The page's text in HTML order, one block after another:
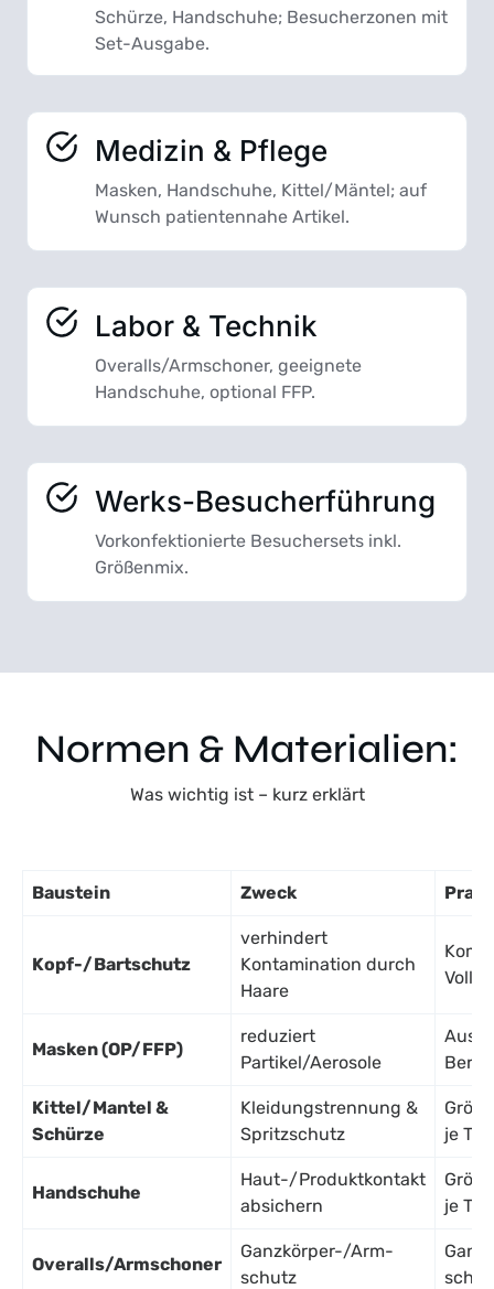
Schürze, Handschuhe; Besucherzonen mit
Set-Ausgabe.
Medizin & Pflege
Masken, Handschuhe, Kittel/Mäntel; auf
Wunsch patientennahe Artikel.
Labor & Technik
Overalls/Armschoner, geeignete
Handschuhe, optional FFP.
Werks-Besucherführung
Vorkonfektionierte Besuchersets inkl.
Größenmix.
Normen & Materialien:
Was wichtig ist – kurz erklärt
Baustein Zweck
Kopf-/Bartschutz
verhindert
Kontamination durch
Haare
Masken (OP/FFP)
reduziert
Partikel/Aerosole
Kittel/Mantel &
Schürze
Kleidungstrennung &
Spritzschutz
je
Handschuhe
Haut-/Produktkontakt
absichern
je
Overalls/Armschoner
Ganzkörper-/Arm­
schutz